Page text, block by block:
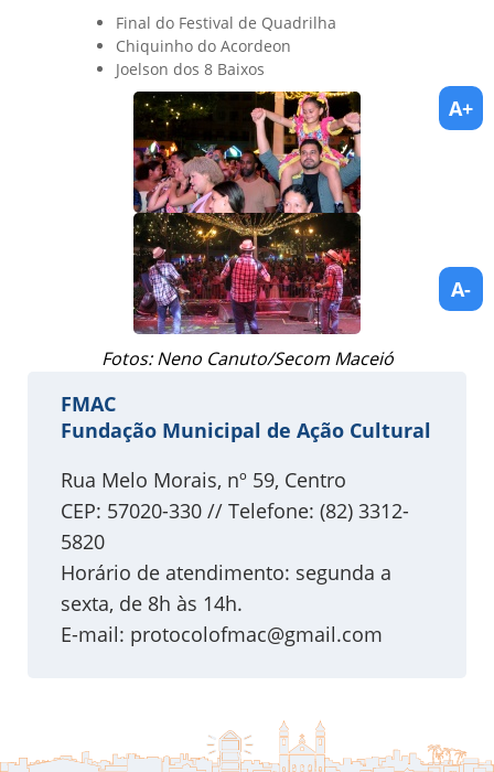
Final do Festival de Quadrilha
Chiquinho do Acordeon
Joelson dos 8 Baixos
Fotos: Neno Canuto/Secom Maceió
FMAC
Fundação Municipal de Ação Cultural
Rua Melo Morais, nº 59, Centro
CEP: 57020-330 // Telefone: (82) 3312-
5820
Horário de atendimento: segunda a
sexta, de 8h às 14h.
E-mail: protocolofmac@gmail.com
A+
A-